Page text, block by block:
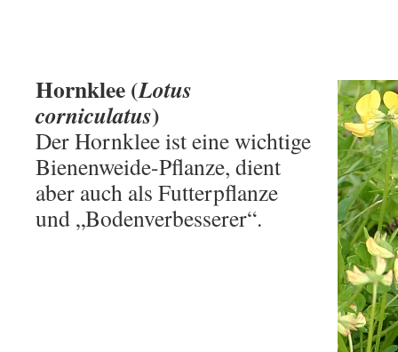
Hornklee (Lotus
corniculatus)
Der Hornklee ist eine wichtige
Bienenweide-Pflanze, dient
aber auch als Futterpflanze
und „Bodenverbesserer“.